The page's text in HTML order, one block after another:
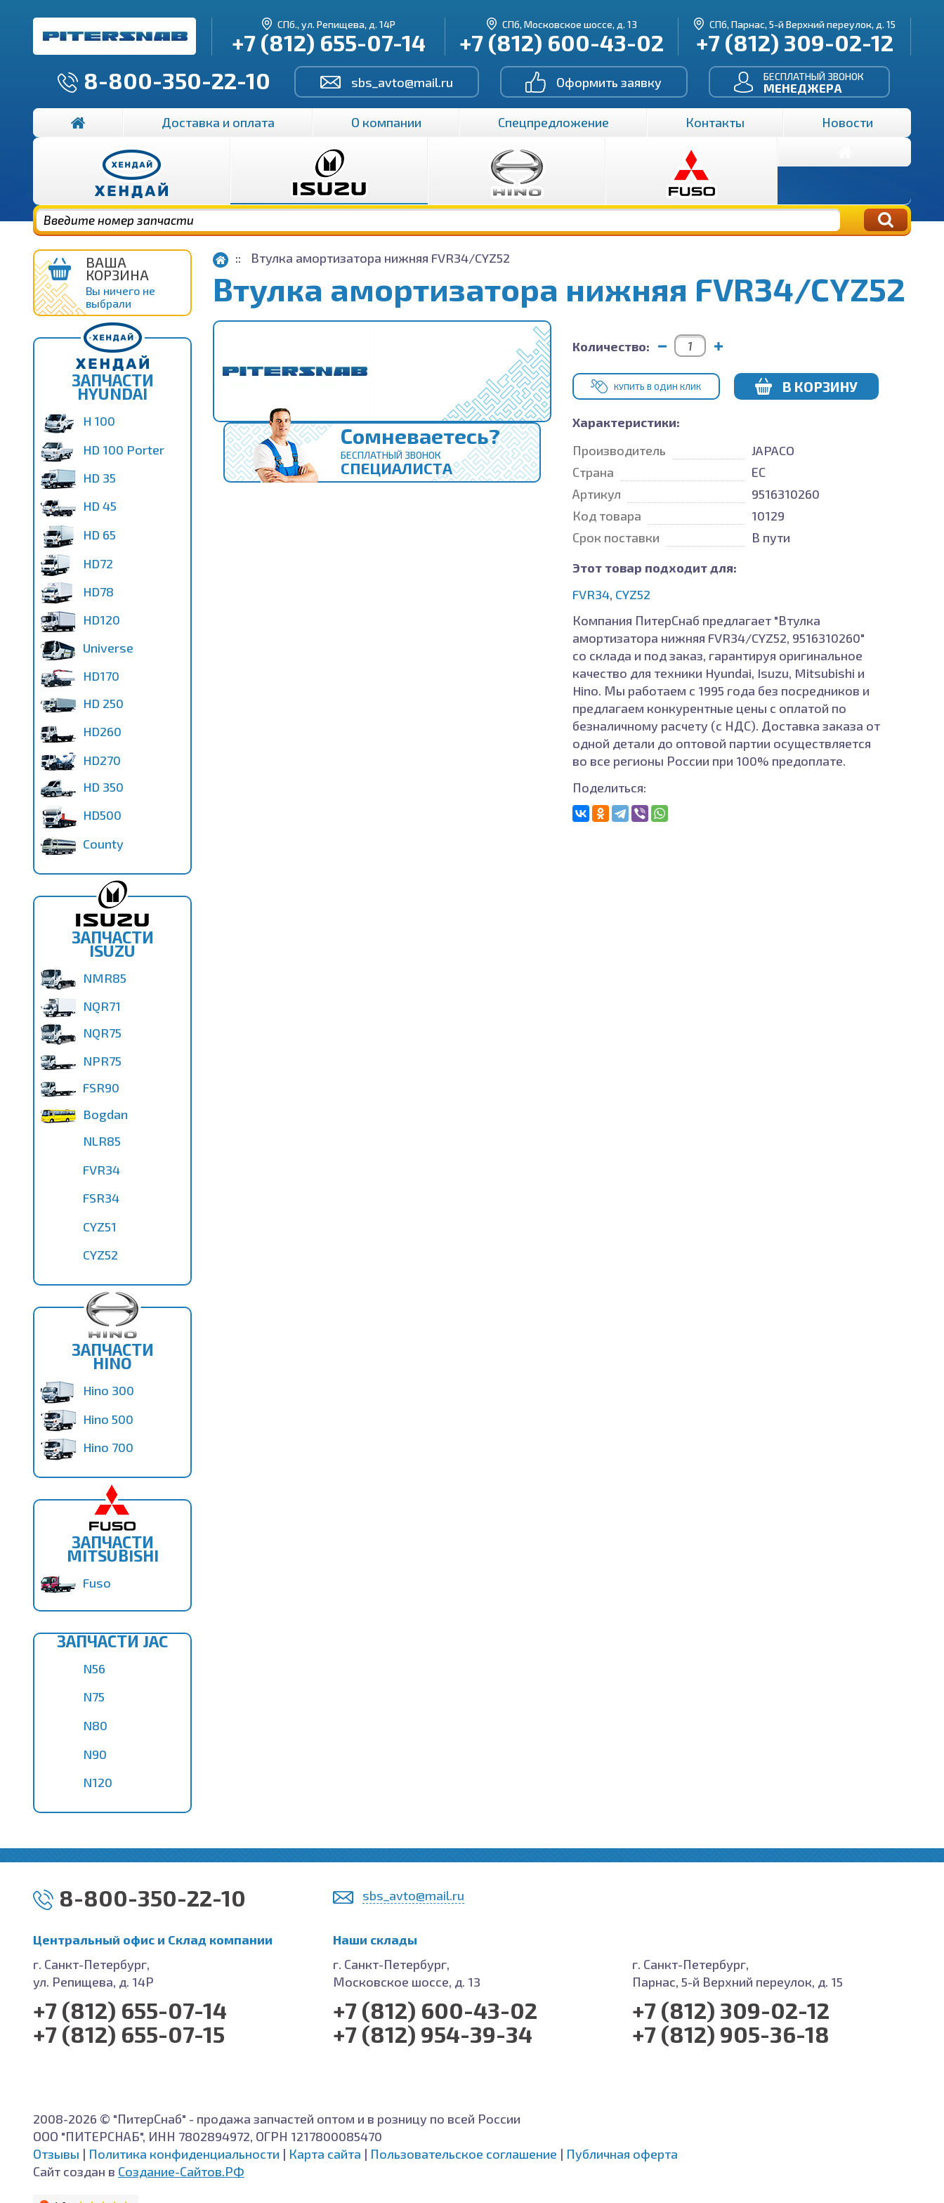
СПб., ул. Репищева, д. 14Р
+7 (812) 655-07-14
СПб, Московское шоссе, д. 13
+7 (812) 600-43-02
СПб, Парнас, 5-й Верхний переулок, д. 15
+7 (812) 309-02-12
8-800-350-22-10
sbs_avto@mail.ru Оформить заявку БЕСПЛАТНЫЙ ЗВОНОК
МЕНЕДЖЕРА
Доставка и оплата О компании Спецпредложение Контакты Новости
ВАША
КОРЗИНА
Вы ничего не
выбрали
ЗАПЧАСТИ
HYUNDAI
H 100
HD 100 Porter
HD 35
HD 45
HD 65
HD72
HD78
HD120
Universe
HD170
HD 250
HD260
HD270
HD 350
HD500
County
ЗАПЧАСТИ
ISUZU
NMR85
NQR71
NQR75
NPR75
FSR90
Bogdan
NLR85
FVR34
FSR34
CYZ51
CYZ52
ЗАПЧАСТИ
HINO
Hino 300
Hino 500
Hino 700
ЗАПЧАСТИ
MITSUBISHI
Fuso
ЗАПЧАСТИ JAC
N56
N75
N80
N90
N120
Втулка амортизатора нижняя FVR34/CYZ52
Втулка амортизатора нижняя FVR34/CYZ52
Сомневаетесь?
БЕСПЛАТНЫЙ ЗВОНОК
СПЕЦИАЛИСТА
Количество:
КУПИТЬ В ОДИН КЛИК В КОРЗИНУ
Характеристики:
Производитель
JAPACO
Страна
ЕС
Артикул
9516310260
Код товара
10129
Срок поставки
В пути
Этот товар подходит для:
FVR34, CYZ52
Компания ПитерСнаб предлагает "Втулка
амортизатора нижняя FVR34/CYZ52, 9516310260"
со склада и под заказ, гарантируя оригинальное
качество для техники Hyundai, Isuzu, Mitsubishi и
Hino. Мы работаем с 1995 года без посредников и
предлагаем конкурентные цены с оплатой по
безналичному расчету (с НДС). Доставка заказа от
одной детали до оптовой партии осуществляется
во все регионы России при 100% предоплате.
Поделиться:
8-800-350-22-10 sbs_avto@mail.ru
Центральный офис и Cклад компании
г. Санкт-Петербург,
ул. Репищева, д. 14Р
+7 (812) 655-07-14
+7 (812) 655-07-15
Наши склады
г. Санкт-Петербург,
Московское шоссе, д. 13
+7 (812) 600-43-02
+7 (812) 954-39-34
г. Санкт-Петербург,
Парнас, 5-й Верхний переулок, д. 15
+7 (812) 309-02-12
+7 (812) 905-36-18
2008-2026 © "ПитерСнаб" - продажа запчастей оптом и в розницу по всей России
ООО "ПИТЕРСНАБ", ИНН 7802894972, ОГРН 1217800085470
Отзывы | Политика конфиденциальности | Карта сайта | Пользовательское соглашение | Публичная оферта
Сайт создан в Создание-Сайтов.РФ